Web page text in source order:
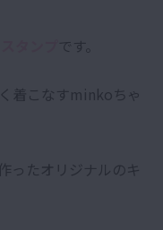
です。
着こなすminkoちゃ
ったオリジナルのキ